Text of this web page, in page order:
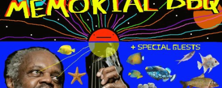
דלתות
22:00
הופעה
22:00